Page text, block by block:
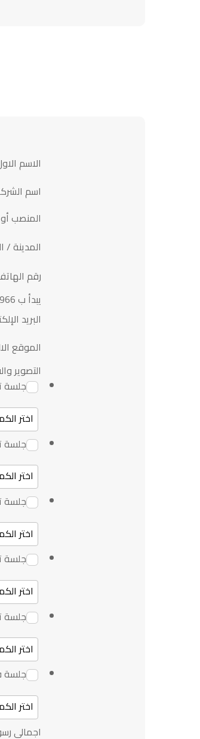
الاسم
اسم
المنصب
المدينة /
رقم
يبدأ ب 966
البريد
الموقع
التصوير
جلسة
جلسة
جلسة
جلسة
جلسة
جلسة
اجمالي